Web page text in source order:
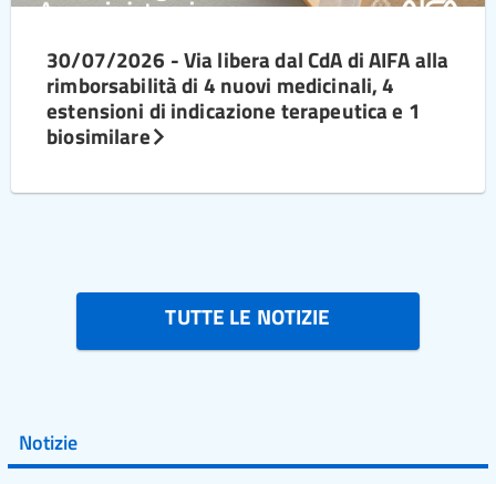
30/07/2026 - Via libera dal CdA di AIFA alla
rimborsabilità di 4 nuovi medicinali, 4
estensioni di indicazione terapeutica e 1
biosimilare
TUTTE LE NOTIZIE
Notizie